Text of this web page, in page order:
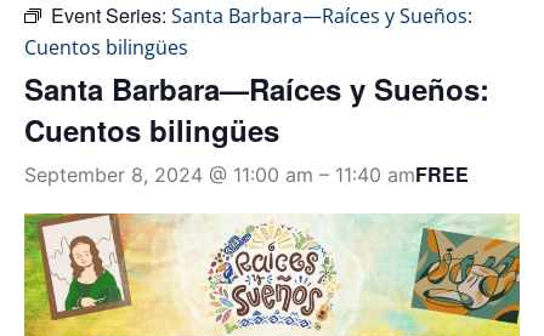
Event Series: Santa Barbara—Raíces y Sueños:
Cuentos bilingües
Santa Barbara—Raíces y Sueños:
Cuentos bilingües
September 8, 2024 @ 11:00 am – 11:40 amFREE